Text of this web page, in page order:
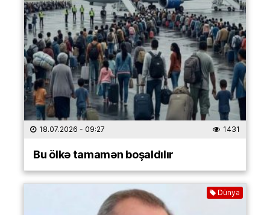
18.07.2026 - 09:27 1431
Bu ölkə tamamən boşaldılır
Dünya